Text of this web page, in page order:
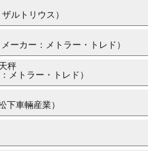
ルトリウス）
ーカー：メトラー・トレド）
秤
メトラー・トレド）
車輛産業）